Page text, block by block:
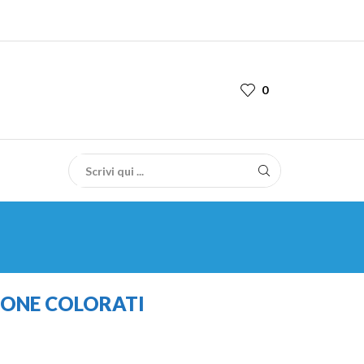
0
COLORATI